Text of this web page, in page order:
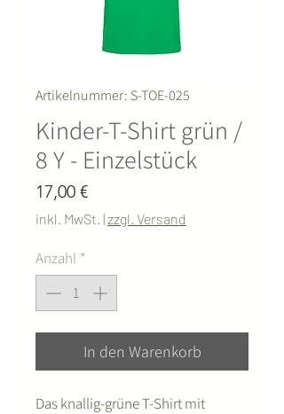
Artikelnummer: S-TOE-025
Kinder-T-Shirt grün /
8 Y - Einzelstück
17,00 €Preis
inkl. MwSt. |zzgl. Versand
Anzahl *
In den Warenkorb
Das knallig-grüne T-Shirt mit